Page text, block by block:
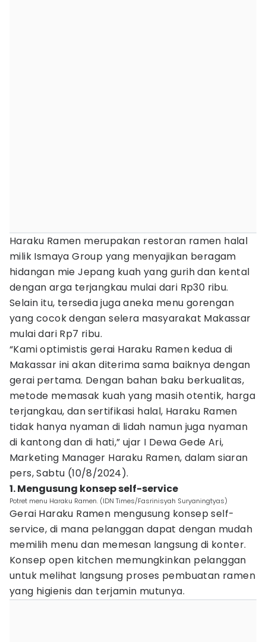
Haraku Ramen merupakan restoran ramen halal
milik Ismaya Group yang menyajikan beragam
hidangan mie Jepang kuah yang gurih dan kental
dengan arga terjangkau mulai dari Rp30 ribu.
Selain itu, tersedia juga aneka menu gorengan
yang cocok dengan selera masyarakat Makassar
mulai dari Rp7 ribu.
“Kami optimistis gerai Haraku Ramen kedua di
Makassar ini akan diterima sama baiknya dengan
gerai pertama. Dengan bahan baku berkualitas,
metode memasak kuah yang masih otentik, harga
terjangkau, dan sertifikasi halal, Haraku Ramen
tidak hanya nyaman di lidah namun juga nyaman
di kantong dan di hati,” ujar I Dewa Gede Ari,
Marketing Manager Haraku Ramen, dalam siaran
pers, Sabtu (10/8/2024).
1. Mengusung konsep self-service
Potret menu Haraku Ramen. (IDN Times/Fasrinisyah Suryaningtyas)
Gerai Haraku Ramen mengusung konsep self-
service, di mana pelanggan dapat dengan mudah
memilih menu dan memesan langsung di konter.
Konsep open kitchen memungkinkan pelanggan
untuk melihat langsung proses pembuatan ramen
yang higienis dan terjamin mutunya.